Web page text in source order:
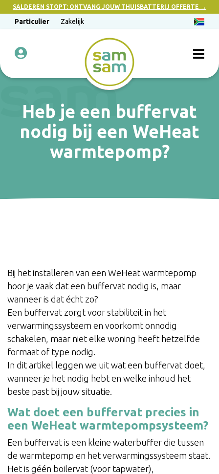
SALDEREN STOPT: ONTVANG JOUW THUISBATTERIJ OFFERTE →
Particulier Zakelijk
Heb je een buffervat
nodig bij een WeHeat
warmtepomp?
Bij het installeren van een WeHeat warmtepomp
hoor je vaak dat een buffervat nodig is, maar
wanneer is dat écht zo?
Een buffervat zorgt voor stabiliteit in het
verwarmingssysteem en voorkomt onnodig
schakelen, maar niet elke woning heeft hetzelfde
formaat of type nodig.
In dit artikel leggen we uit wat een buffervat doet,
wanneer je het nodig hebt en welke inhoud het
beste past bij jouw situatie.
Wat doet een buffervat precies in
een WeHeat warmtepompsysteem?
Een buffervat is een kleine waterbuffer die tussen
de warmtepomp en het verwarmingssysteem staat.
Het is géén boilervat (voor tapwater),